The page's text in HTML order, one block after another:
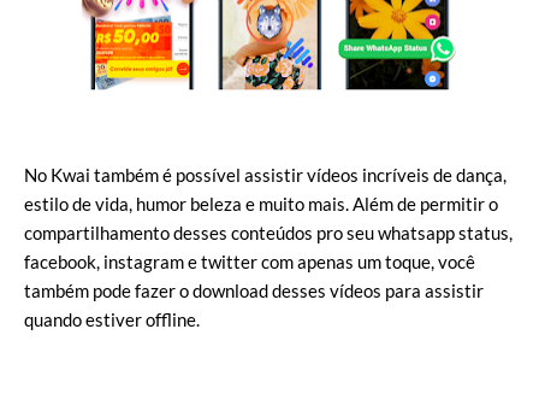
No Kwai também é possível assistir vídeos incríveis de dança,
estilo de vida, humor beleza e muito mais. Além de permitir o
compartilhamento desses conteúdos pro seu whatsapp status,
facebook, instagram e twitter com apenas um toque, você
também pode fazer o download desses vídeos para assistir
quando estiver offline.